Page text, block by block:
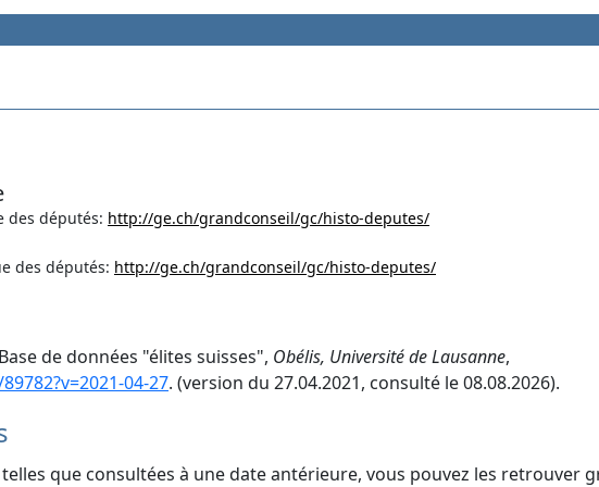
des députés: http://ge.ch/grandconseil/gc/histo-deputes/
des députés: http://ge.ch/grandconseil/gc/histo-deputes/
de données "élites suisses", Obélis, Université de Lausanne,
04-27. (version du 27.04.2021, consulté le 08.08.2026).
que consultées à une date antérieure, vous pouvez les retrouver